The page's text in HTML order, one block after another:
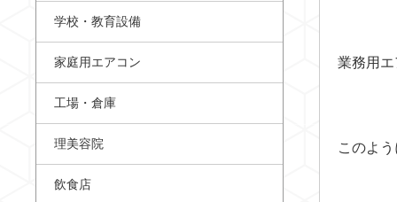
業務用
このよ
学校・教育設備
家庭用エアコン
工場・倉庫
理美容院
飲食店